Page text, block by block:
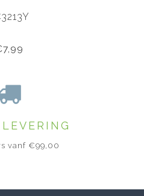
voor orders vanf €99,00